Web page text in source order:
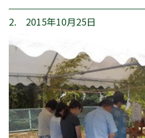
2. 2015年10月25日